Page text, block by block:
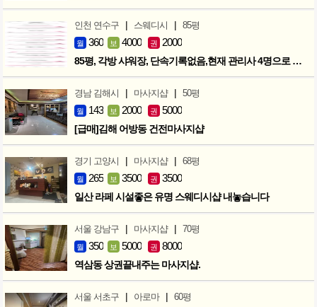
인천 연수구 | 스웨디시 | 85평
월 360 보 4000 권 2000
85평, 각방 샤워장, 단속기록없음,현재 관리사 4명으로 성업중
경남 김해시 | 마사지샵 | 50평
월 143 보 2000 권 5000
[급매]김해 어방동 건전마사지샵
경기 고양시 | 마사지샵 | 68평
월 265 보 3500 권 3500
일산 라페 시설좋은 유명 스웨디시샵 내놓습니다
서울 강남구 | 마사지샵 | 70평
월 350 보 5000 권 8000
역삼동 상권끝내주는 마사지샵.
서울 서초구 | 아로마 | 60평